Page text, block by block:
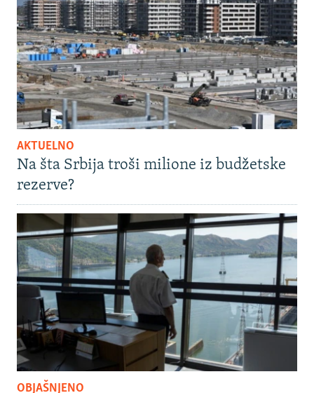
AKTUELNO
Na šta Srbija troši milione iz budžetske
rezerve?
OBJAŠNJENO